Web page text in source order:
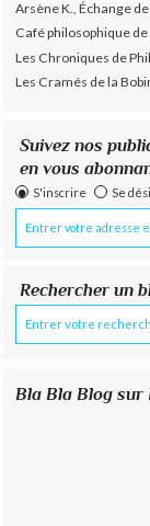
Arsène K., Échange
Café philosophique
Les Chroniques de
Les Cramés de la
Suivez nos
en vous
S'inscrire Se
Rechercher un
Bla Bla Blog sur